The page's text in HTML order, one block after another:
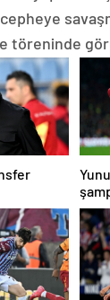
töreninde